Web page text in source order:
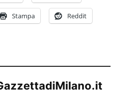
Stampa Reddit